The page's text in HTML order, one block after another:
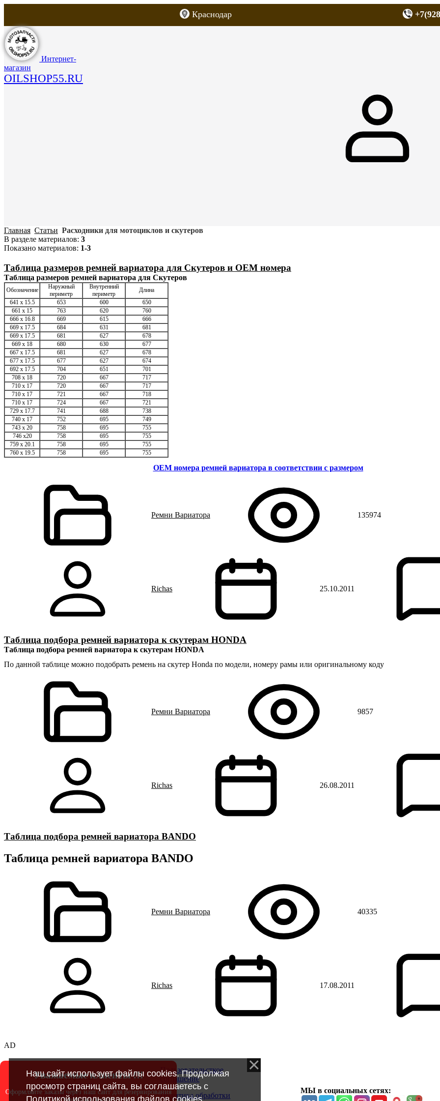
Краснодар
Интернет-
магазин
OILSHOP55.RU
Главная Статьи Расходники для мотоциклов и скутеров
В разделе материалов: 3
Показано материалов: 1-3
Таблица размеров ремней вариатора для Скутеров и OEM номера
Таблица размеров ремней вариатора для Скутеров
Обозначение
Наружный
периметр
Внутренний
периметр
Длина
641 x 15.5
653 600
650
661 x 15
763 620
760
666 x 16.8
669 615
666
669 x 17.5
684 631
681
669 x 17.5
681 627
678
669 x 18
680 630
677
667 x 17.5
681 627
678
677 x 17.5
677 627
674
692 x 17.5
704 651
701
708 x 18
720 667
717
710 x 17
720 667
717
710 x 17
721 667
718
710 x 17
724 667
721
729 x 17.7
741 688
738
740 x 17
752 695
749
743 x 20
758 695
755
746 x20
758 695
755
759 x 20.1
758 695
755
760 x 19.5
758 695 755
OEM номера ремней вариатора в соответствии с размером
Ремни Вариатора 135974
Richas 25.10.2011
Таблица подбора ремней вариатора к скутерам HONDA
Таблица подбора ремней вариатора к скутерам HONDA
По данной таблице можно подобрать ремень на скутер Honda по модели, номеру рамы или оригинальному коду
Ремни Вариатора 9857
Richas 26.08.2011
Таблица подбора ремней вариатора BANDO
Таблица ремней вариатора BANDO
Ремни Вариатора 40335
Richas 17.08.2011
AD
Наши телефоны:
+7(928)263-50-78
+7(962)059-31-41
Пользовательсткое
соглашение
Политика обработки
МЫ в социальных сетях:
Уважаемые клиенты !!!
Оформляйте заказы через наш сайт для резервирования
Наш сайт использует файлы cookies. Продолжая
просмотр страниц сайта, вы соглашаетесь с
Политикой использования файлов cookies.